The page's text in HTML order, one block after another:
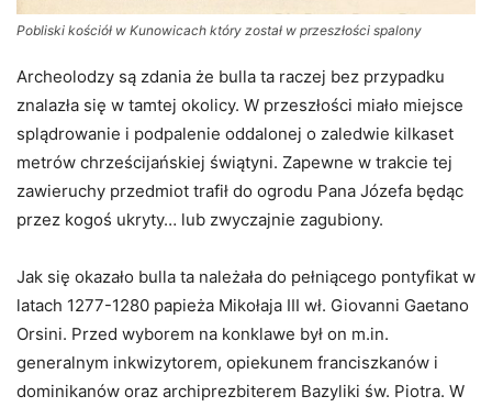
Pobliski kościół w Kunowicach który został w przeszłości spalony
Archeolodzy są zdania że bulla ta raczej bez przypadku
znalazła się w tamtej okolicy. W przeszłości miało miejsce
splądrowanie i podpalenie oddalonej o zaledwie kilkaset
metrów chrześcijańskiej świątyni. Zapewne w trakcie tej
zawieruchy przedmiot trafił do ogrodu Pana Józefa będąc
przez kogoś ukryty… lub zwyczajnie zagubiony.
Jak się okazało bulla ta należała do pełniącego pontyfikat w
latach 1277-1280 papieża Mikołaja III wł. Giovanni Gaetano
Orsini. Przed wyborem na konklawe był on m.in.
generalnym inkwizytorem, opiekunem franciszkanów i
dominikanów oraz archiprezbiterem Bazyliki św. Piotra. W